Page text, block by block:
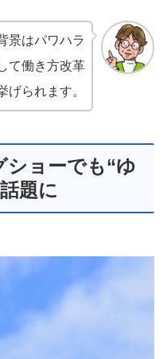
景はパワハラ
て働き方改革
げられます。
ショーでも“ゆ
題に